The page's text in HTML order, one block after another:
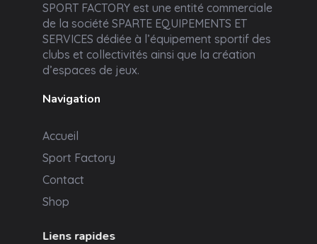
SPORT FACTORY est une entité commerciale
de la société SPARTE EQUIPEMENTS ET
SERVICES dédiée à l’équipement sportif des
clubs et collectivités ainsi que la création
d’espaces de jeux.
Navigation
Accueil
Sport Factory
Contact
Shop
Liens rapides